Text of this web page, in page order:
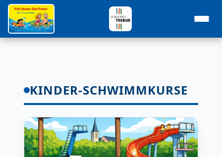
KINDER-SCHWIMMKURSE